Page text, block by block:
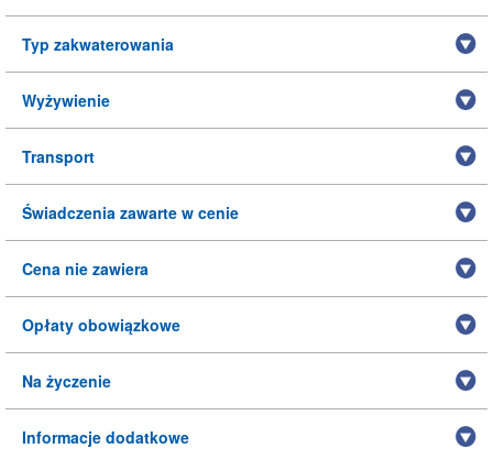
Typ zakwaterowania
Wyżywienie
Transport
Świadczenia zawarte w cenie
Cena nie zawiera
Opłaty obowiązkowe
Na życzenie
Informacje dodatkowe